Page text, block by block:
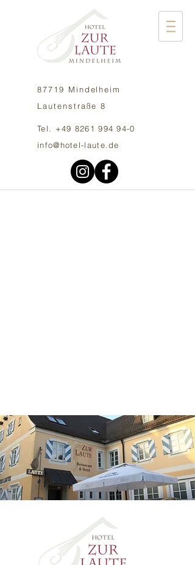
87719 Mindelheim
Lautenstraße 8
Tel. +49 8261 994 94-0
info@hotel-laute.de